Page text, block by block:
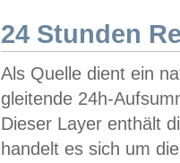
24 Stunden
Als Quelle dient ein
gleitende 24h-
Dieser Layer enthält
handelt es sich um